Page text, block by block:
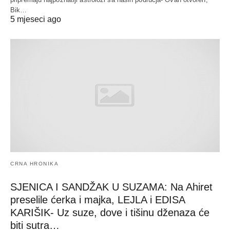
Bik…
5 mjeseci ago
CRNA HRONIKA
SJENICA I SANDŽAK U SUZAMA: Na Ahiret
preselile ćerka i majka, LEJLA i EDISA
KARIŠIK- Uz suze, dove i tišinu dženaza će
biti sutra…